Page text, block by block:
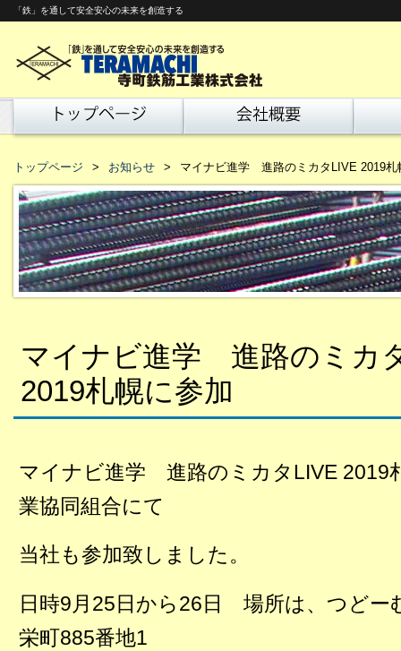
「鉄」を通して安全安心の未来を創造する
トップページ お知らせ マイナビ進学 進路のミカタLIVE 2019札
マイナビ進学 進路のミカ
2019札幌に参加
マイナビ進学 進路のミカタLIVE 2019
業協同組合にて
当社も参加致しました。
日時9月25日から26日 場所は、つど
栄町885番地1